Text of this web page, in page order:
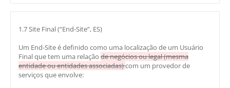
1.7 Site Final (“End-Site”, ES)
Um End-Site é definido como uma localização de um Usuário
Final que tem uma relação de negócios ou legal (mesma
entidade ou entidades associadas)com um provedor de
serviços que envolve: